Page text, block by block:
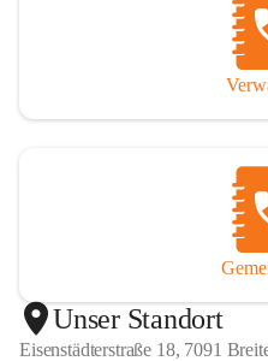
Unser Standort
Eisenstädterstraße 18, 7091